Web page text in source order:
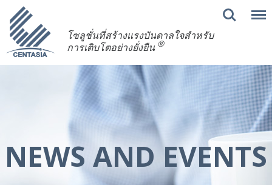
โซลูชั่นที่สร้างแรงบันดาลใจสำหรับ
การเติบโตอย่างยั่งยืน ®
NEWS AND EVENTS